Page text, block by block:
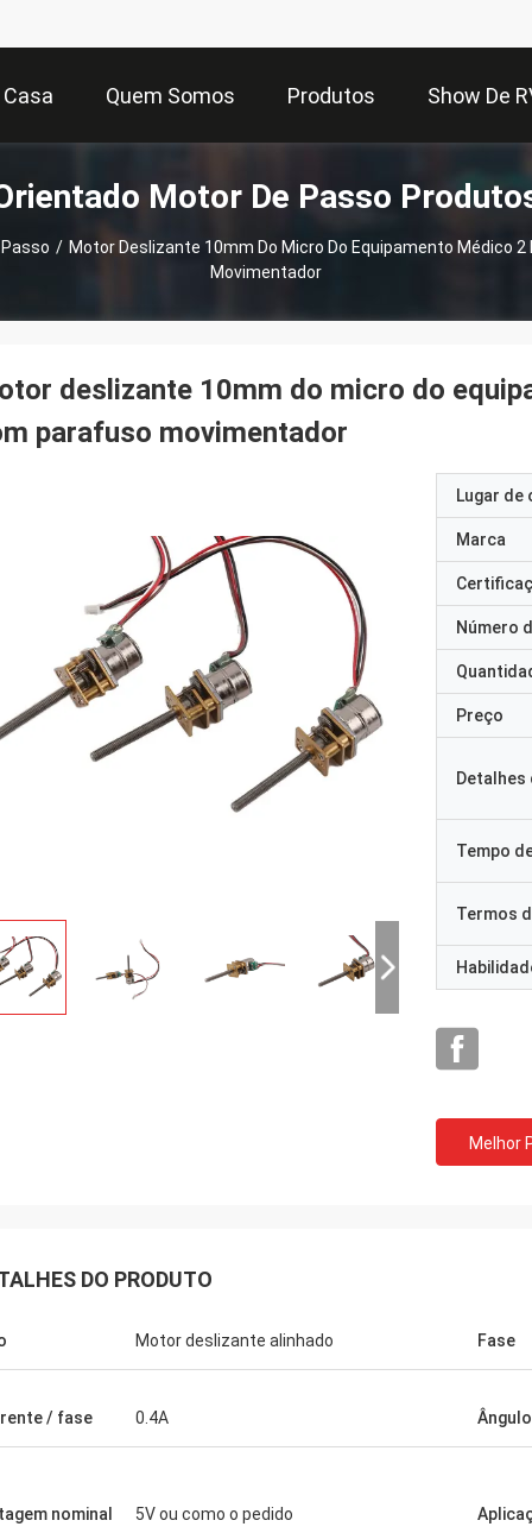
Casa Quem Somos Produtos Show De
Motor De Passo
/ Motor Deslizante 10mm Do Micro Do Equipamento Médico 2
Movimentador
enviada a tempo. Conectores
onde adicionado à expedição.
embalado
responde muito
deslizante 10mm do micro do
parafuso movimentador
Lugar de
Marca
Número
Preço
Detalhes
Tempo
Termos
Melhor
DO PRODUTO
Motor deslizante alinhado Fase
/ fase 0.4A
nominal 5V ou como o pedido